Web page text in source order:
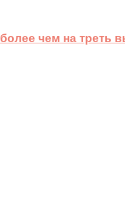
чем на треть